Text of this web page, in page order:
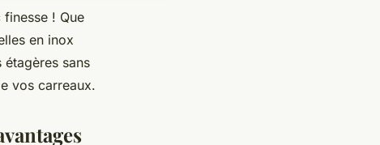
! Que
en inox
sans
vos carreaux.